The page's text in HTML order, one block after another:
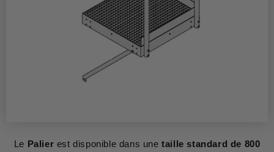
Le Palier est disponible dans unetaille standard de 800